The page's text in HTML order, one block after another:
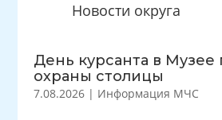
Новости округа
День курсанта в
охраны столицы
7.08.2026 | Информация МЧС